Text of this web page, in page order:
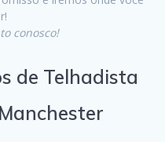
conosco!
de Telhadista